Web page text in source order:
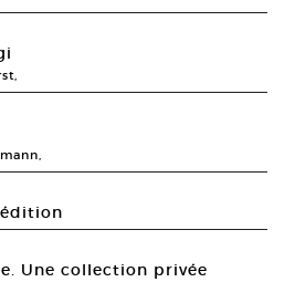
Une collection privée